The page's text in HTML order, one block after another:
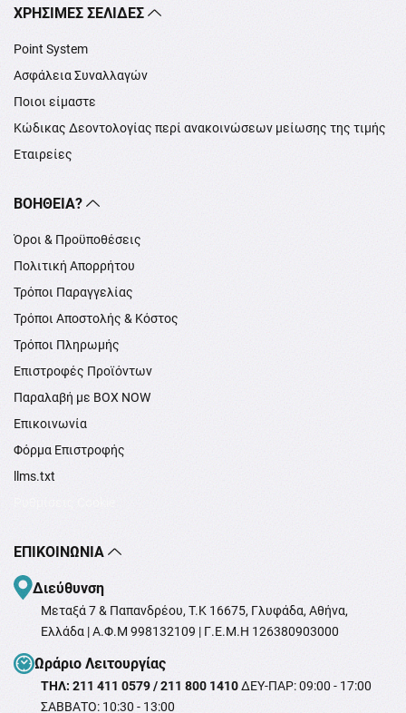
XΡΉΣΙΜΕΣ ΣΕΛΊΔΕΣ
Point System
Ασφάλεια Συναλλαγών
Ποιοι είμαστε
Κώδικας Δεοντολογίας περί ανακοινώσεων μείωσης της τιμής
Εταιρείες
ΒΟΉΘΕΙΑ?
Όροι & Προϋποθέσεις
Πολιτική Απορρήτου
Τρόποι Παραγγελίας
Τρόποι Αποστολής & Κόστος
Τρόποι Πληρωμής
Επιστροφές Προϊόντων
Παραλαβή με BOX NOW
Επικοινωνία
Φόρμα Επιστροφής
llms.txt
ΕΠΙΚΟΙΝΩΝΊΑ
Διεύθυνση
Μεταξά 7 & Παπανδρέου, T.K 16675, Γλυφάδα, Αθήνα,
Ελλάδα | Α.Φ.Μ 998132109 | Γ.Ε.Μ.Η 126380903000
Ωράριο Λειτουργίας
ΤΗΛ: 211 411 0579 / 211 800 1410ΔΕΥ-ΠΑΡ: 09:00 - 17:00
ΣΑΒΒΑΤΟ: 10:30 - 13:00